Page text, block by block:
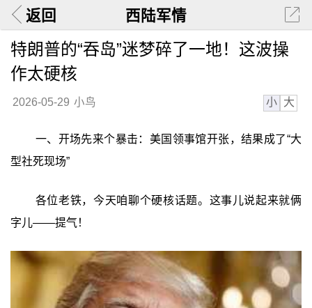
返回 西陆军情
特朗普的“吞岛”迷梦碎了一地！这波操
作太硬核
2026-05-29 小鸟 小 大
一、开场先来个暴击：美国领事馆开张，结果成了“大
型社死现场”
各位老铁，今天咱聊个硬核话题。这事儿说起来就俩
字儿——提气！